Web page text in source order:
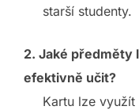
starší studenty.
2. Jaké předměty
efektivně učit?
Kartu lze